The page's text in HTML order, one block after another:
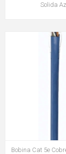
Solida
Bobina Cat 5e